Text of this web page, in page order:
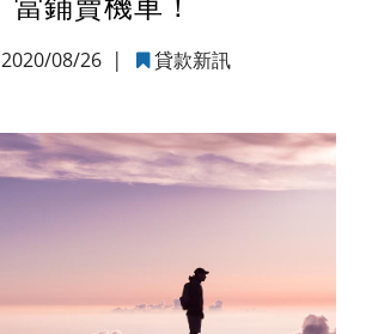
2020/08/26 | 貸款新訊